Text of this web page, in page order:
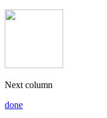
Next column
done